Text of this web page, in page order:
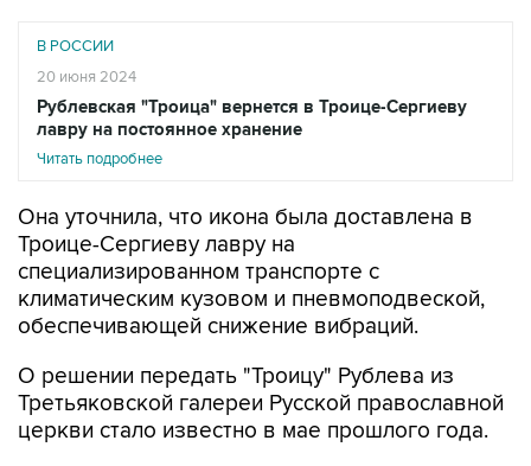
В РОССИИ
20 июня 2024
Рублевская "Троица" вернется в Троице-Сергиеву
лавру на постоянное хранение
Читать подробнее
Она уточнила, что икона была доставлена в
Троице-Сергиеву лавру на
специализированном транспорте с
климатическим кузовом и пневмоподвеской,
обеспечивающей снижение вибраций.
О решении передать "Троицу" Рублева из
Третьяковской галереи Русской православной
церкви стало известно в мае прошлого года.